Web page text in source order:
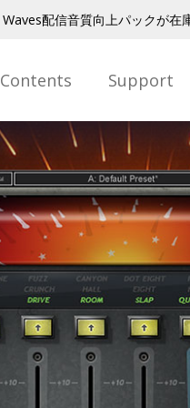
Waves配信音質向上パックが在
Contents Support